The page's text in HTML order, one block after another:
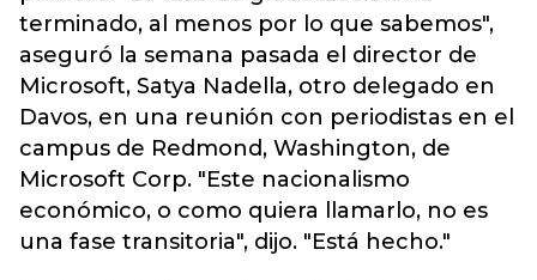
terminado, al menos por lo que sabemos",
aseguró la semana pasada el director de
Microsoft, Satya Nadella, otro delegado en
Davos, en una reunión con periodistas en el
campus de Redmond, Washington, de
Microsoft Corp. "Este nacionalismo
económico, o como quiera llamarlo, no es
una fase transitoria", dijo. "Está hecho."